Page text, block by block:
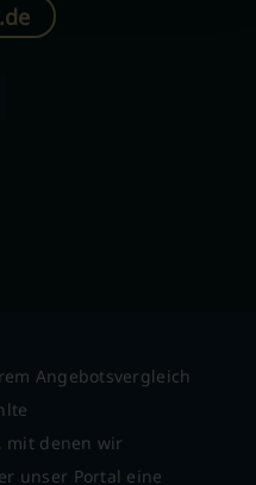
Angebotsvergleich
mit denen wir
unser Portal eine